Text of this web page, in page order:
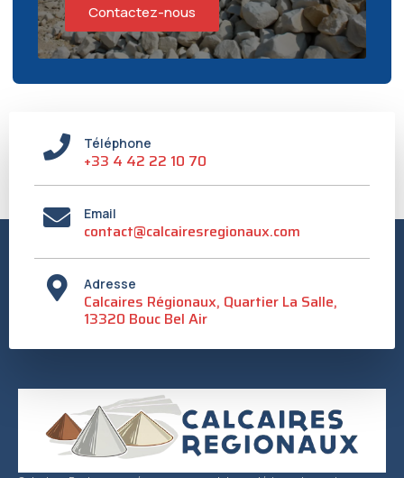
Contactez-nous
Téléphone
+33 4 42 22 10 70
Email
contact@calcairesregionaux.com
Adresse
Calcaires Régionaux, Quartier La Salle,
13320 Bouc Bel Air